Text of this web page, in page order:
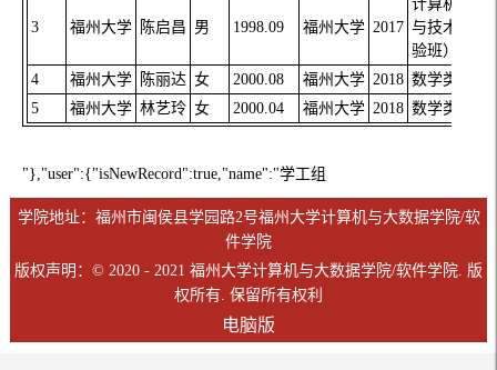
3 福州大学 陈启昌 男 1998.09 福州大学 2017
计算机科学
与技术（实
验班）
4
福州大学 陈丽达 女 2000.08 福州大学 2018 数学类
5
福州大学 林艺玲 女 2000.04 福州大学 2018 数学类
"},"user":{"isNewRecord":true,"name":"学工组
学院地址：福州市闽侯县学园路2号福州大学计算机与大数据学院/软
件学院
版权声明：© 2020 - 2021 福州大学计算机与大数据学院/软件学院. 版
权所有. 保留所有权利
电脑版